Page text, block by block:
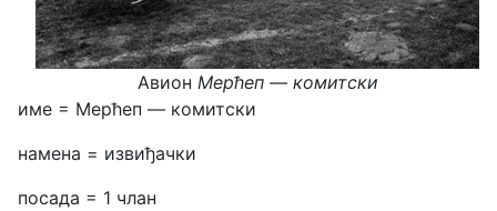
Авион Мерћеп — комитски
име = Мерћеп — комитски
намена = извиђачки
посада = 1 члан